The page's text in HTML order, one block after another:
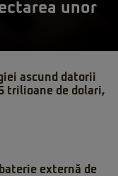
unor
ascund datorii
trilioane de dolari,
externă de